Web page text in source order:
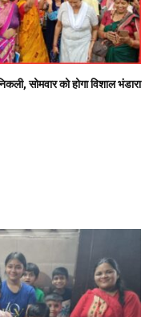
सोमवार को होगा विशाल भंडारा